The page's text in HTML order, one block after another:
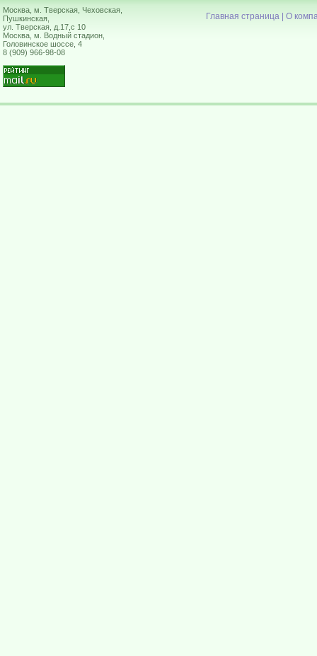
Москва, м. Тверская, Чеховская,
Пушкинская,
ул. Тверская, д.17,с 10
Москва, м. Водный стадион,
Головинское шоссе, 4
8 (909) 966-98-08
Главная страница| О